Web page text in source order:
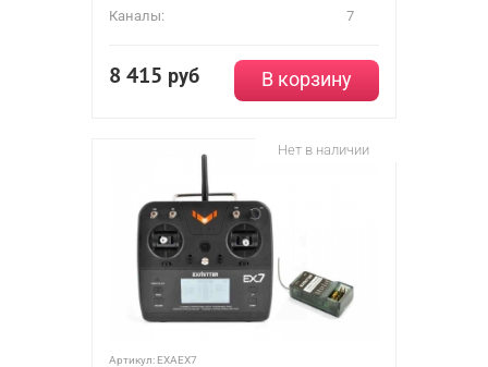
Каналы: 7
8 415 руб В корзину
Нет в наличии
Артикул: EXAEX7